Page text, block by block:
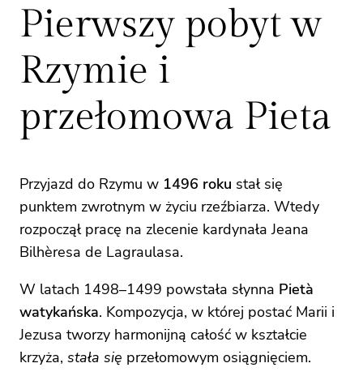
Pierwszy pobyt w
Rzymie i
przełomowa Pieta
Przyjazd do Rzymu w 1496 roku stał się
punktem zwrotnym w życiu rzeźbiarza. Wtedy
rozpoczął pracę na zlecenie kardynała Jeana
Bilhèresa de Lagraulasa.
W latach 1498–1499 powstała słynna Pietà
watykańska. Kompozycja, w której postać Marii i
Jezusa tworzy harmonijną całość w kształcie
krzyża, stała się przełomowym osiągnięciem.